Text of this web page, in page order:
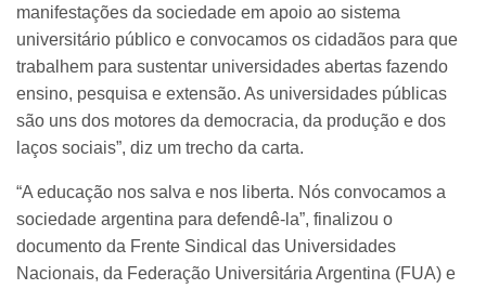
manifestações da sociedade em apoio ao sistema
universitário público e convocamos os cidadãos para que
trabalhem para sustentar universidades abertas fazendo
ensino, pesquisa e extensão. As universidades públicas
são uns dos motores da democracia, da produção e dos
laços sociais”, diz um trecho da carta.
“A educação nos salva e nos liberta. Nós convocamos a
sociedade argentina para defendê-la”, finalizou o
documento da Frente Sindical das Universidades
Nacionais, da Federação Universitária Argentina (FUA) e